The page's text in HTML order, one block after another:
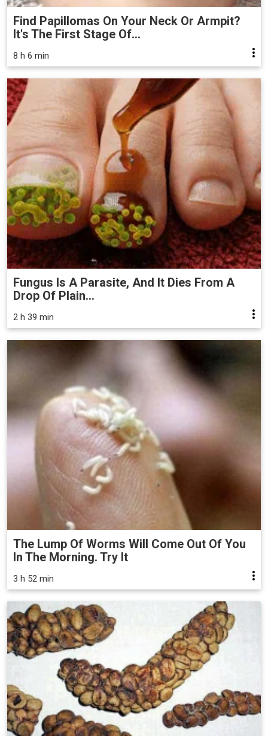
Find Papillomas On Your Neck Or Armpit?
It's The First Stage Of...
8 h 6 min
Fungus Is A Parasite, And It Dies From A
Drop Of Plain...
2 h 39 min
The Lump Of Worms Will Come Out Of You
In The Morning. Try It
3 h 52 min